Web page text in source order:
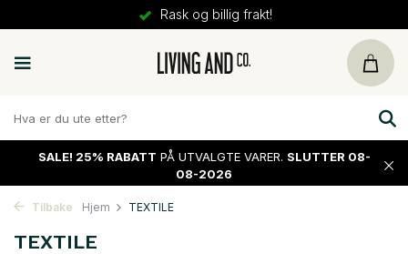
Rask og billig frakt!
SALE! 25% RABATT PÅ UTVALGTE VARER. SLUTTER 08-
08-2026
Tilbake Hjem TEXTILE
TEXTILE